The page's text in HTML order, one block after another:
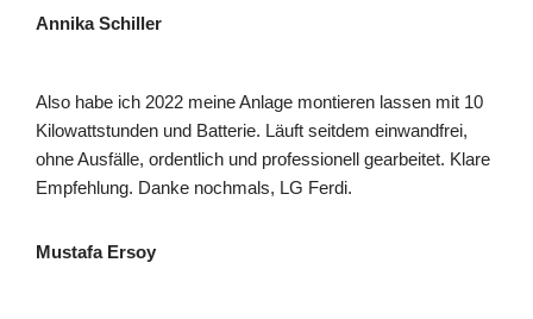
Annika Schiller
Also habe ich 2022 meine Anlage montieren lassen mit 10
Kilowattstunden und Batterie. Läuft seitdem einwandfrei,
ohne Ausfälle, ordentlich und professionell gearbeitet. Klare
Empfehlung. Danke nochmals, LG Ferdi.
Mustafa Ersoy